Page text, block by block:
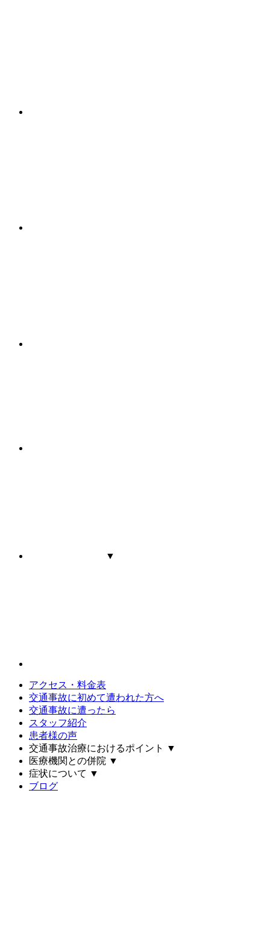
▼
アクセス・料金表
交通事故に初めて遭われた方へ
交通事故に遭ったら
スタッフ紹介
患者様の声
交通事故治療におけるポイント
▼
医療機関との併院 ▼
症状について ▼
ブログ